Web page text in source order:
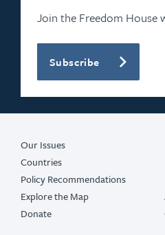
Join the Freedom House
Subscribe
Our Issues
Countries
Policy Recommendations
Explore the Map
Donate